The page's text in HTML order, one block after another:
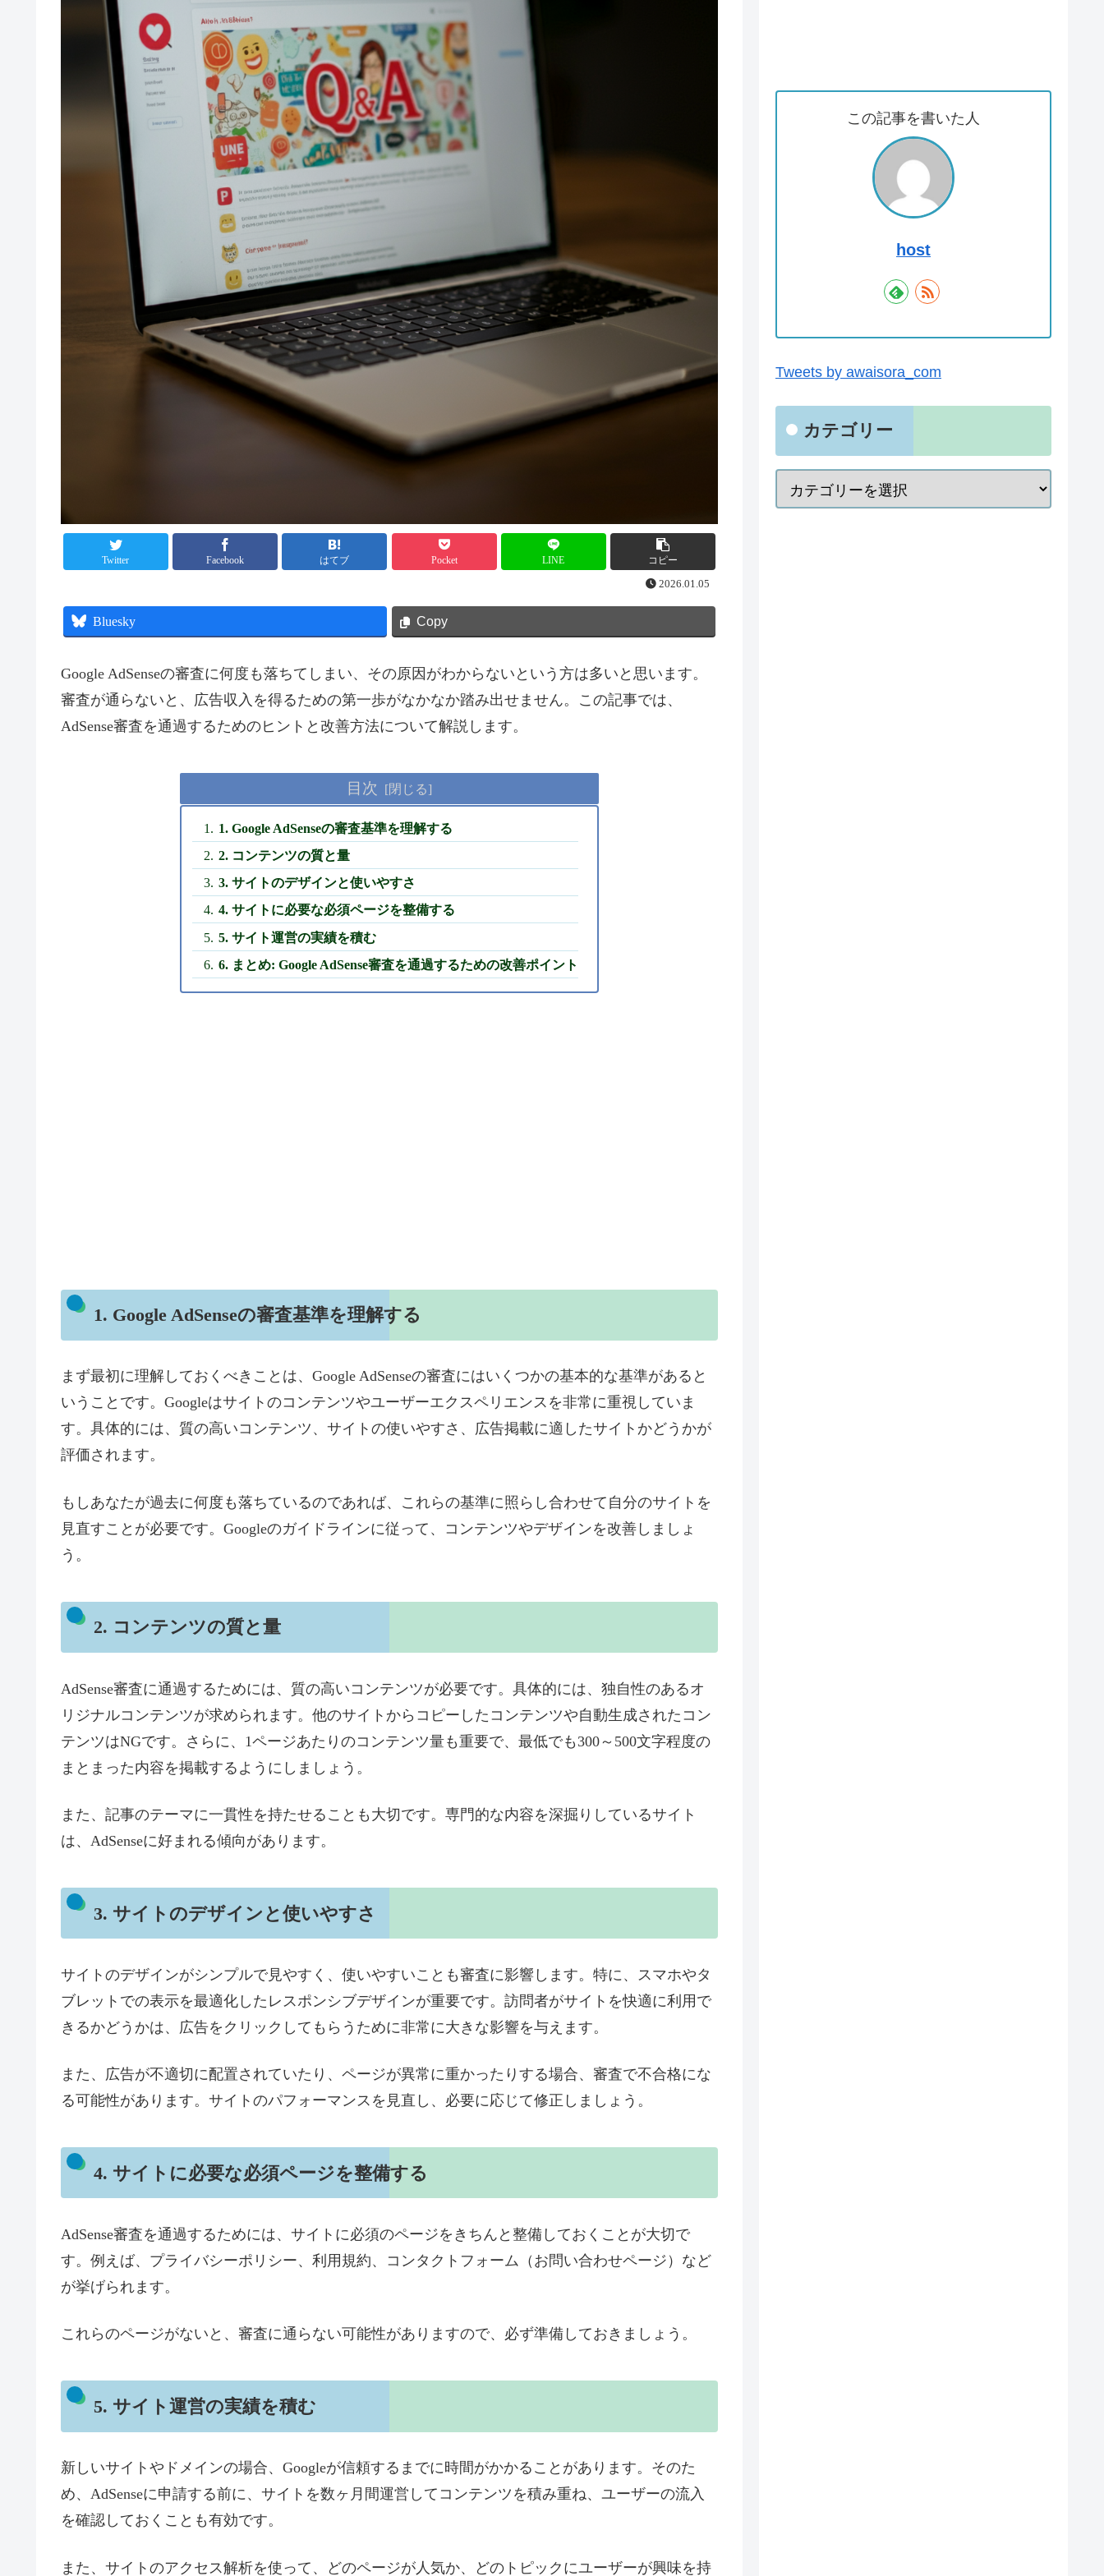
Twitter Facebook はてブ Pocket LINE コピー
2026.01.05
Bluesky Copy
Google AdSenseの審査に何度も落ちてしまい、その原因がわからないという方は多いと思います。
審査が通らないと、広告収入を得るための第一歩がなかなか踏み出せません。この記事では、
AdSense審査を通過するためのヒントと改善方法について解説します。
目次
1. Google AdSenseの審査基準を理解する
2. コンテンツの質と量
3. サイトのデザインと使いやすさ
4. サイトに必要な必須ページを整備する
5. サイト運営の実績を積む
6. まとめ: Google AdSense審査を通過するための改善ポイント
1. Google AdSenseの審査基準を理解する
まず最初に理解しておくべきことは、Google AdSenseの審査にはいくつかの基本的な基準があると
いうことです。Googleはサイトのコンテンツやユーザーエクスペリエンスを非常に重視していま
す。具体的には、質の高いコンテンツ、サイトの使いやすさ、広告掲載に適したサイトかどうかが
評価されます。
もしあなたが過去に何度も落ちているのであれば、これらの基準に照らし合わせて自分のサイトを
見直すことが必要です。Googleのガイドラインに従って、コンテンツやデザインを改善しましょ
う。
2. コンテンツの質と量
AdSense審査に通過するためには、質の高いコンテンツが必要です。具体的には、独自性のあるオ
リジナルコンテンツが求められます。他のサイトからコピーしたコンテンツや自動生成されたコン
テンツはNGです。さらに、1ページあたりのコンテンツ量も重要で、最低でも300～500文字程度の
まとまった内容を掲載するようにしましょう。
また、記事のテーマに一貫性を持たせることも大切です。専門的な内容を深掘りしているサイト
は、AdSenseに好まれる傾向があります。
3. サイトのデザインと使いやすさ
サイトのデザインがシンプルで見やすく、使いやすいことも審査に影響します。特に、スマホやタ
ブレットでの表示を最適化したレスポンシブデザインが重要です。訪問者がサイトを快適に利用で
きるかどうかは、広告をクリックしてもらうために非常に大きな影響を与えます。
また、広告が不適切に配置されていたり、ページが異常に重かったりする場合、審査で不合格にな
る可能性があります。サイトのパフォーマンスを見直し、必要に応じて修正しましょう。
4. サイトに必要な必須ページを整備する
AdSense審査を通過するためには、サイトに必須のページをきちんと整備しておくことが大切で
す。例えば、プライバシーポリシー、利用規約、コンタクトフォーム（お問い合わせページ）など
が挙げられます。
これらのページがないと、審査に通らない可能性がありますので、必ず準備しておきましょう。
5. サイト運営の実績を積む
新しいサイトやドメインの場合、Googleが信頼するまでに時間がかかることがあります。そのた
め、AdSenseに申請する前に、サイトを数ヶ月間運営してコンテンツを積み重ね、ユーザーの流入
を確認しておくことも有効です。
また、サイトのアクセス解析を使って、どのページが人気か、どのトピックにユーザーが興味を持
この記事を書いた人
host
Tweets by awaisora_com
カテゴリー